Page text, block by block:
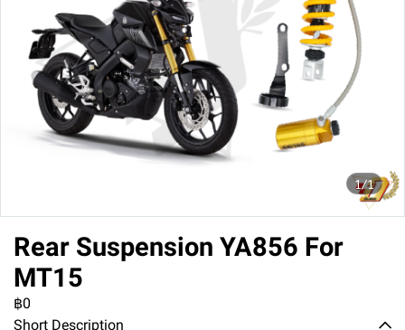
1/1
Rear Suspension YA856 For
MT15
฿0
Short Description